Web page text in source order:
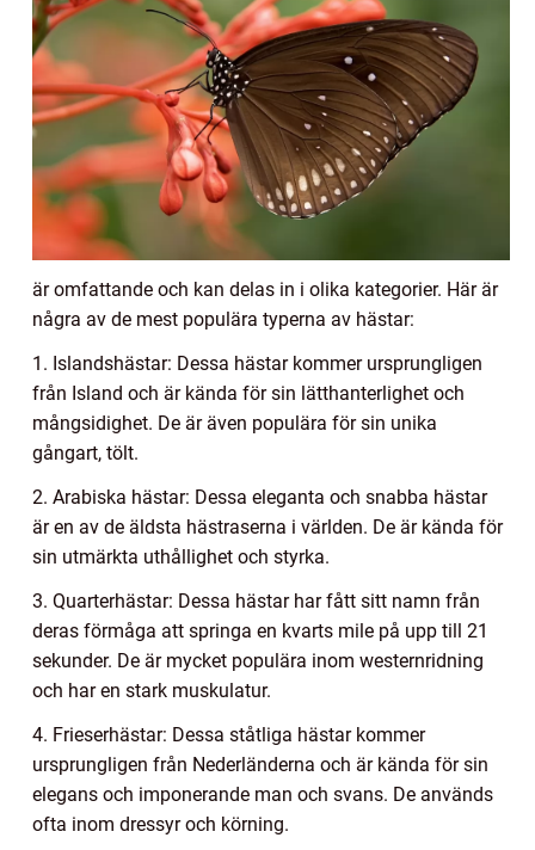
är omfattande och kan delas in i olika kategorier. Här är
några av de mest populära typerna av hästar:
1. Islandshästar: Dessa hästar kommer ursprungligen
från Island och är kända för sin lätthanterlighet och
mångsidighet. De är även populära för sin unika
gångart, tölt.
2. Arabiska hästar: Dessa eleganta och snabba hästar
är en av de äldsta hästraserna i världen. De är kända för
sin utmärkta uthållighet och styrka.
3. Quarterhästar: Dessa hästar har fått sitt namn från
deras förmåga att springa en kvarts mile på upp till 21
sekunder. De är mycket populära inom westernridning
och har en stark muskulatur.
4. Frieserhästar: Dessa ståtliga hästar kommer
ursprungligen från Nederländerna och är kända för sin
elegans och imponerande man och svans. De används
ofta inom dressyr och körning.